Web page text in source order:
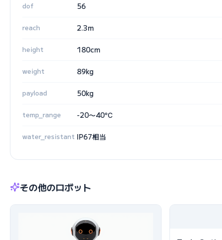
dof 56
reach 2.3m
height 180cm
weight 89kg
payload 50kg
temp_range -20〜40℃
water_resistant IP67相当
その他のロボット